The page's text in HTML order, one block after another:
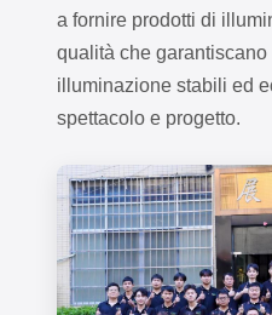
a fornire prodotti di
qualità che
illuminazione stabili ed
spettacolo e progetto.